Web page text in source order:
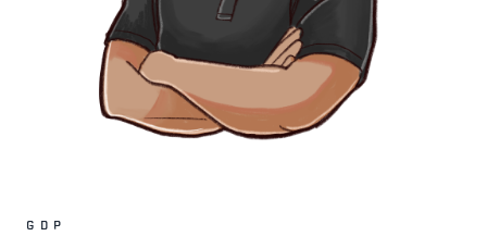
GDP